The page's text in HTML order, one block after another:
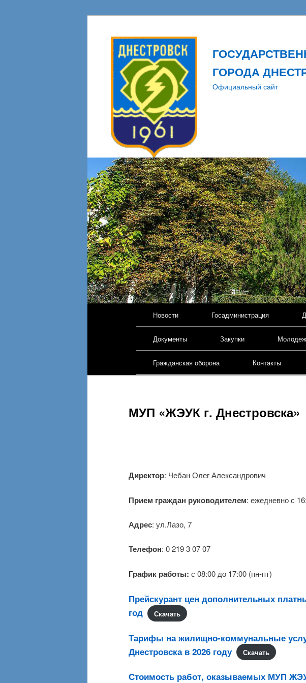
ГОРОДА
Официальный сайт
Перейти к основному содержимому
Новости Госадминистрация
Документы Закупки
Гражданская оборона Контакты
МУП «ЖЭУК г. Днестровска»
Директор: Чебан Олег Александрович
Прием граждан руководителем: ежедневно с
Адрес: ул.Лазо, 7
Телефон: 0 219 3 07 07
График работы: с 08:00 до 17:00 (пн-пт)
Прейскурант цен дополнительных
год
Скачать
Тарифы на жилищно-коммунальные
Днестровска в 2026 году
Скачать
Стоимость работ, оказываемых МУП